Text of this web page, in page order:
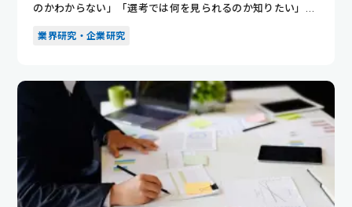
のかわからない」「選考では何を見られるのか知りたい」と
悩んでいませ...
業界研究・企業研究